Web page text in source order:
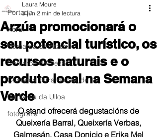
Portada
Xeral
Comarca de Arzúa
Comarca de Deza
Comarca Terra de Melide
Comarca da Ulloa
fotografía
Arzúa promocionará o
seu potencial turístico, os
recursos naturais e o
produto local na Semana
Verde
Laura Moure
3 jun 2 min de lectura
O stand ofrecerá degustacións de
Queixería Barral, Queixería Verbas,
Galmesán, Casa Donicio e Erika Mel